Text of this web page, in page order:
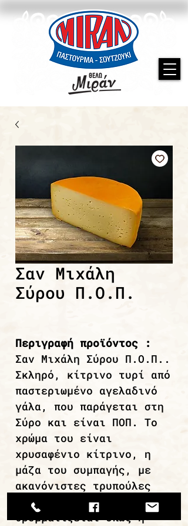
Σαν Μιχάλη
Σύρου Π.Ο.Π.
Περιγραφή προϊόντος :
Σαν Μιχάλη Σύρου Π.Ο.Π..
Σκληρό, κίτρινο τυρί από
παστεριωμένο αγελαδινό
γάλα, που παράγεται στη
Σύρο και είναι ΠΟΠ. Το
χρώμα του είναι
χρυσαφένιο κίτρινο, η
μάζα του συμπαγής, με
ακανόνιστες τρυπούλες
και κατά το κόψιμο
θρυμματίζεται όπως η